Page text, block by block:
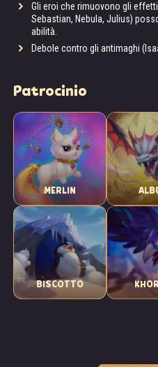
Gli eroi che rimuovono gli
Sebastian, Nebula, Julius)
abilità.
Debole contro gli antimaghi
Patrocinio
MERLIN
BISCOTTO